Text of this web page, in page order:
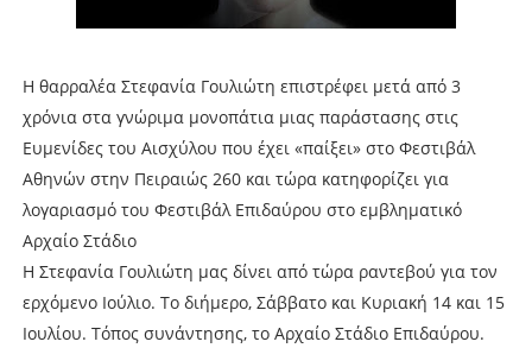
Η θαρραλέα Στεφανία Γουλιώτη επιστρέφει μετά από 3
χρόνια στα γνώριμα μονοπάτια μιας παράστασης στις
Ευμενίδες του Αισχύλου που έχει «παίξει» στο Φεστιβάλ
Αθηνών στην Πειραιώς 260 και τώρα κατηφορίζει για
λογαριασμό του Φεστιβάλ Επιδαύρου στο εμβληματικό
Αρχαίο Στάδιο
Η Στεφανία Γουλιώτη μας δίνει από τώρα ραντεβού για τον
ερχόμενο Ιούλιο. Το διήμερο, Σάββατο και Κυριακή 14 και 15
Ιουλίου. Τόπος συνάντησης, το Αρχαίο Στάδιο Επιδαύρου.